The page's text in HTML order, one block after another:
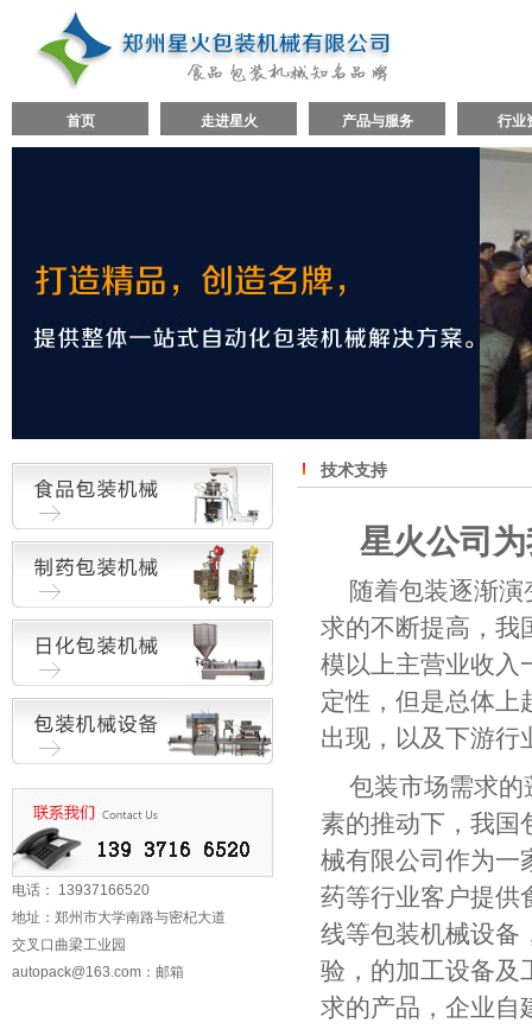
首页 走进星火 产品与服务 行业
电话： 13937166520
地址：郑州市大学南路与密杞大道
交叉口曲梁工业园
autopack@163.com ：邮箱
技术支持
星火公司
随着包装逐渐
求的不断提高，我
模以上主营业收入
定性，但是总体上
出现，以及下游行
包装市场需求
素的推动下，我国
械有限公司作为一
药等行业客户提供
线等包装机械设备
验，的加工设备及
求的产品，企业自